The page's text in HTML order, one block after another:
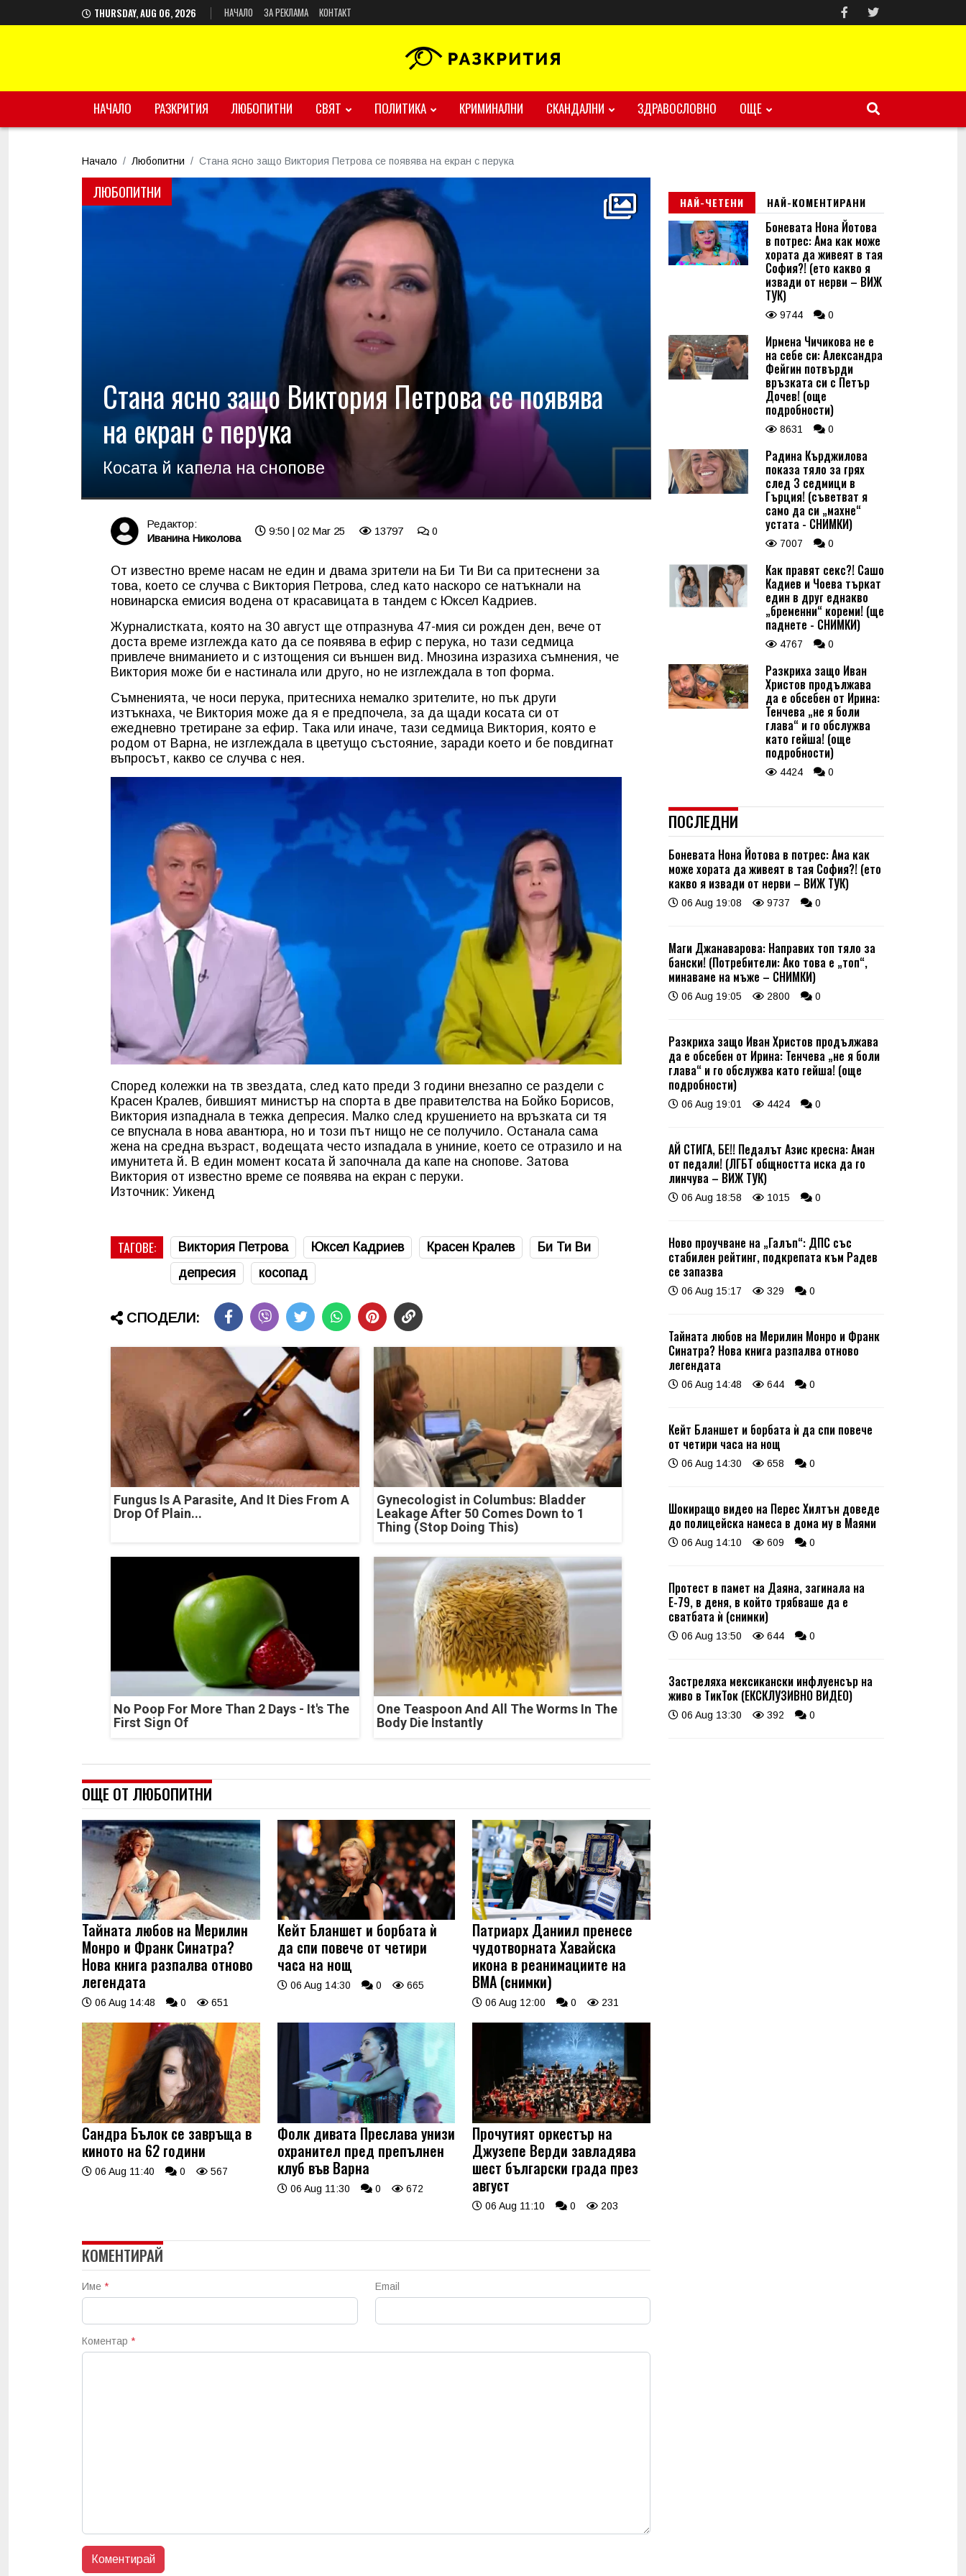
THURSDAY, AUG 06, 2026 НАЧАЛО ЗА РЕКЛАМА КОНТАКТ
НАЧАЛО РАЗКРИТИЯ ЛЮБОПИТНИ СВЯТ ПОЛИТИКА КРИМИНАЛНИ СКАНДАЛНИ ЗДРАВОСЛОВНО ОЩЕ
Начало Любопитни Стана ясно защо Виктория Петрова се появява на екран с перука
ЛЮБОПИТНИ
Стана ясно защо Виктория Петрова се появява
на екран с перука
Косата й капела на снопове
Редактор:
Иванина Николова
9:50 | 02 Mar 25 13797 0
От известно време насам не един и двама зрители на Би Ти Ви са притеснени за
това, което се случва с Виктория Петрова, след като наскоро се натъкнали на
новинарска емисия водена от красавицата в тандем с Юксел Кадриев.
Журналистката, която на 30 август ще отпразнува 47-мия си рожден ден, вече от
доста време изглежда като да се появява в ефир с перука, но тази седмица
привлече вниманието и с изтощения си външен вид. Мнозина изразиха съмнения, че
Виктория може би е настинала или друго, но не изглеждала в топ форма.
Съмненията, че носи перука, притесниха немалко зрителите, но пък други
изтъкнаха, че Виктория може да я е предпочела, за да щади косата си от
ежедневно третиране за ефир. Така или иначе, тази седмица Виктория, която е
родом от Варна, не изглеждала в цветущо състояние, заради което и бе повдигнат
въпросът, какво се случва с нея.
Според колежки на тв звездата, след като преди 3 години внезапно се раздели с
Красен Кралев, бившият министър на спорта в две правителства на Бойко Борисов,
Виктория изпаднала в тежка депресия. Малко след крушението на връзката си тя
се впуснала в нова авантюра, но и този път нищо не се получило. Останала сама
жена на средна възраст, водещата често изпадала в униние, което се отразило и на
имунитета й. В един момент косата й започнала да капе на снопове. Затова
Виктория от известно време се появява на екран с перуки.
Източник: Уикенд
ТАГОВЕ: Виктория Петрова Юксел Кадриев Красен Кралев
Би Ти Ви
депресия
косопад
СПОДЕЛИ:
Fungus Is A Parasite, And It Dies From A
Drop Of Plain...
Gynecologist in Columbus: Bladder
Leakage After 50 Comes Down to 1
Thing (Stop Doing This)
No Poop For More Than 2 Days - It's The
First Sign Of
One Teaspoon And All The Worms In The
Body Die Instantly
ОЩЕ ОТ ЛЮБОПИТНИ
Тайната любов на Мерилин
Монро и Франк Синатра?
Нова книга разпалва отново
легендата
06 Aug 14:48 0 651
Кейт Бланшет и борбата ѝ
да спи повече от четири
часа на нощ
06 Aug 14:30 0 665
Патриарх Даниил пренесе
чудотворната Хавайска
икона в реанимациите на
ВМА (снимки)
06 Aug 12:00 0 231
Сандра Бълок се завръща в
киното на 62 години
06 Aug 11:40 0 567
Фолк дивата Преслава унизи
охранител пред препълнен
клуб във Варна
06 Aug 11:30 0 672
Прочутият оркестър на
Джузепе Верди завладява
шест български града през
август
06 Aug 11:10 0 203
КОМЕНТИРАЙ
Име * Email
Коментар *
НАЙ-ЧЕТЕНИ НАЙ-КОМЕНТИРАНИ
Боневата Нона Йотова
в потрес: Ама как може
хората да живеят в тая
София?! (ето какво я
извади от нерви – ВИЖ
ТУК)
9744 0
Ирмена Чичикова не е
на себе си: Александра
Фейгин потвърди
връзката си с Петър
Дочев! (още
подробности)
8631 0
Радина Кърджилова
показа тяло за грях
след 3 седмици в
Гърция! (съветват я
само да си „махне“
устата - СНИМКИ)
7007 0
Как правят секс?! Сашо
Кадиев и Чоева търкат
един в друг еднакво
„бременни“ кореми! (ще
паднете - СНИМКИ)
4767 0
Разкриха защо Иван
Христов продължава
да е обсебен от Ирина:
Тенчева „не я боли
глава“ и го обслужва
като гейша! (още
подробности)
4424 0
ПОСЛЕДНИ
Боневата Нона Йотова в потрес: Ама как
може хората да живеят в тая София?! (ето
какво я извади от нерви – ВИЖ ТУК)
06 Aug 19:08 9737 0
Маги Джанаварова: Направих топ тяло за
бански! (Потребители: Ако това е „топ“,
минаваме на мъже – СНИМКИ)
06 Aug 19:05 2800 0
Разкриха защо Иван Христов продължава
да е обсебен от Ирина: Тенчева „не я боли
глава“ и го обслужва като гейша! (още
подробности)
06 Aug 19:01 4424 0
АЙ СТИГА, БЕ!! Педалът Азис кресна: Аман
от педали! (ЛГБТ общността иска да го
линчува – ВИЖ ТУК)
06 Aug 18:58 1015 0
Ново проучване на „Галъп“: ДПС със
стабилен рейтинг, подкрепата към Радев
се запазва
06 Aug 15:17 329 0
Тайната любов на Мерилин Монро и Франк
Синатра? Нова книга разпалва отново
легендата
06 Aug 14:48 644 0
Кейт Бланшет и борбата ѝ да спи повече
от четири часа на нощ
06 Aug 14:30 658 0
Шокиращо видео на Перес Хилтън доведе
до полицейска намеса в дома му в Маями
06 Aug 14:10 609 0
Протест в памет на Даяна, загинала на
Е-79, в деня, в който трябваше да е
сватбата ѝ (снимки)
06 Aug 13:50 644 0
Застреляха мексикански инфлуенсър на
живо в ТикТок (ЕКСКЛУЗИВНО ВИДЕО)
06 Aug 13:30 392 0